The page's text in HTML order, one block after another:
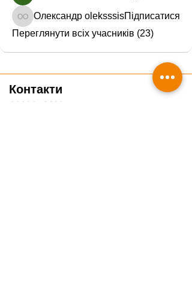
Олександр oleksssis
Олександр oleksssisПідписатися
Переглянути всіх учасників (23)
Контакти
0800351428